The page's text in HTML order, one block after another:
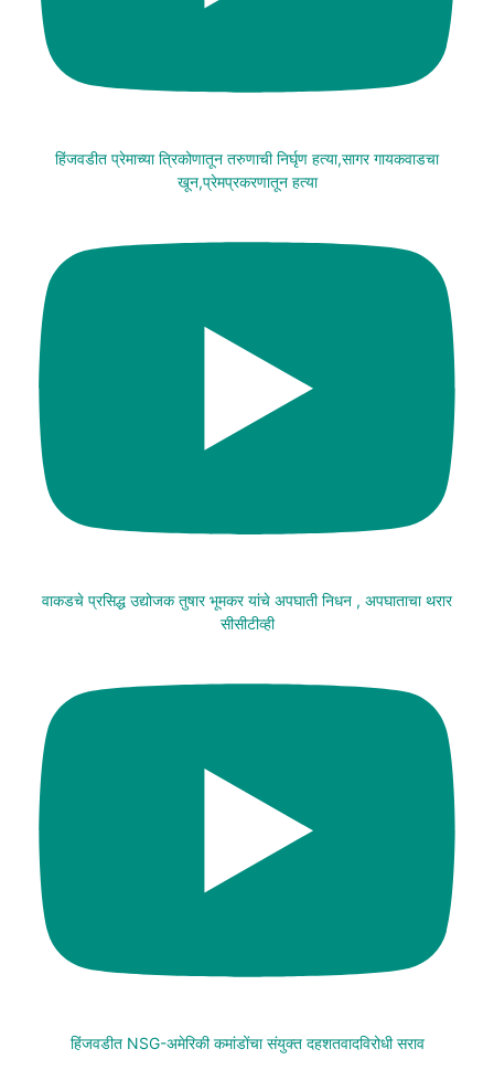
हिंजवडीत प्रेमाच्या त्रिकोणातून तरुणाची निर्घृण हत्या,सागर गायकवाडचा
खून,प्रेमप्रकरणातून हत्या
वाकडचे प्रसिद्ध उद्योजक तुषार भूमकर यांचे अपघाती निधन , अपघाताचा थरार
सीसीटीव्ही
हिंजवडीत NSG-अमेरिकी कमांडोंचा संयुक्त दहशतवादविरोधी सराव